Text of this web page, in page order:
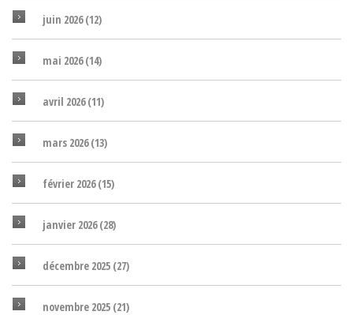
juin 2026(12)
mai 2026(14)
avril 2026(11)
mars 2026(13)
février 2026(15)
janvier 2026(28)
décembre 2025 (27)
novembre 2025 (21)